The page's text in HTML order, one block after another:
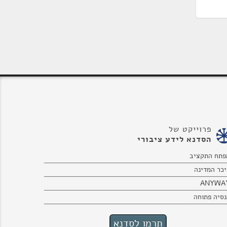
פרוייקט של
הסדנא לידע ציבורי
התקציב
המדינה
פתוחה